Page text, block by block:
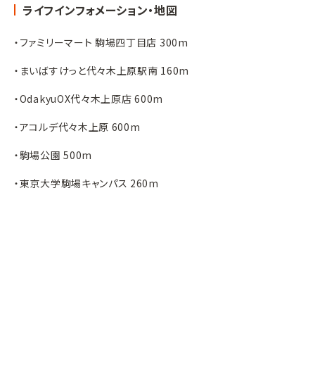
ライフインフォメーション・地図
・ファミリーマート 駒場四丁目店 300m
・まいばすけっと代々木上原駅南 160m
・OdakyuOX代々木上原店 600m
・アコルデ代々木上原 600m
・駒場公園 500m
・東京大学駒場キャンパス 260m